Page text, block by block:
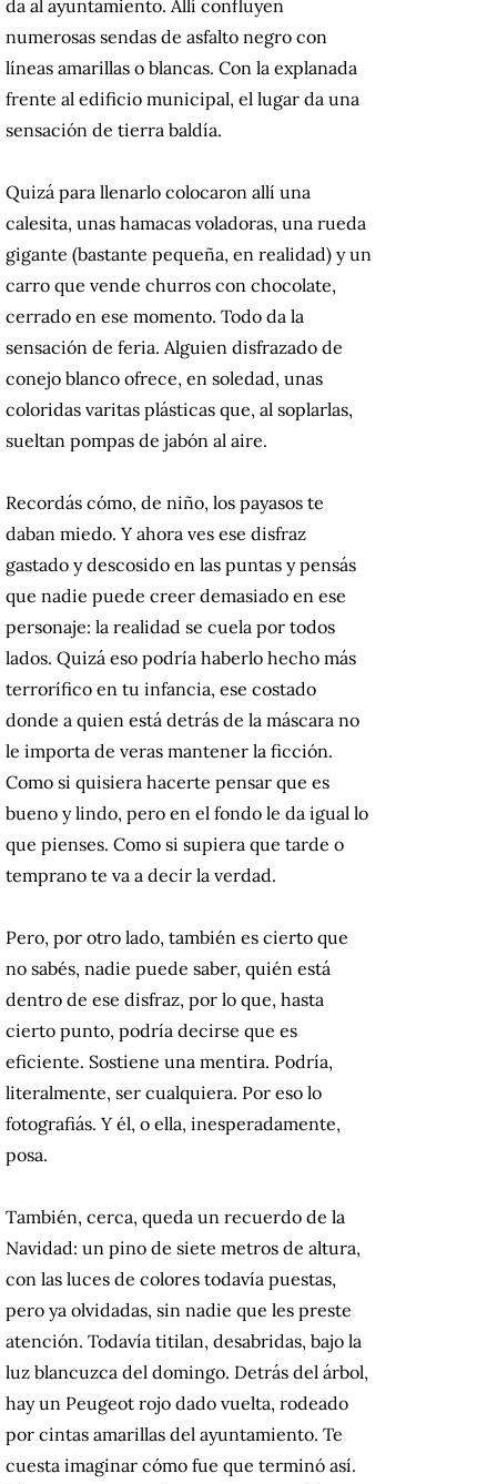
da al ayuntamiento. Allí confluyen
numerosas sendas de asfalto negro con
líneas amarillas o blancas. Con la explanada
frente al edificio municipal, el lugar da una
sensación de tierra baldía.
Quizá para llenarlo colocaron allí una
calesita, unas hamacas voladoras, una rueda
gigante (bastante pequeña, en realidad) y un
carro que vende churros con chocolate,
cerrado en ese momento. Todo da la
sensación de feria. Alguien disfrazado de
conejo blanco ofrece, en soledad, unas
coloridas varitas plásticas que, al soplarlas,
sueltan pompas de jabón al aire.
Recordás cómo, de niño, los payasos te
daban miedo. Y ahora ves ese disfraz
gastado y descosido en las puntas y pensás
que nadie puede creer demasiado en ese
personaje: la realidad se cuela por todos
lados. Quizá eso podría haberlo hecho más
terrorífico en tu infancia, ese costado
donde a quien está detrás de la máscara no
le importa de veras mantener la ficción.
Como si quisiera hacerte pensar que es
bueno y lindo, pero en el fondo le da igual lo
que pienses. Como si supiera que tarde o
temprano te va a decir la verdad.
Pero, por otro lado, también es cierto que
no sabés, nadie puede saber, quién está
dentro de ese disfraz, por lo que, hasta
cierto punto, podría decirse que es
eficiente. Sostiene una mentira. Podría,
literalmente, ser cualquiera. Por eso lo
fotografiás. Y él, o ella, inesperadamente,
posa.
También, cerca, queda un recuerdo de la
Navidad: un pino de siete metros de altura,
con las luces de colores todavía puestas,
pero ya olvidadas, sin nadie que les preste
atención. Todavía titilan, desabridas, bajo la
luz blancuzca del domingo. Detrás del árbol,
hay un Peugeot rojo dado vuelta, rodeado
por cintas amarillas del ayuntamiento. Te
cuesta imaginar cómo fue que terminó así.